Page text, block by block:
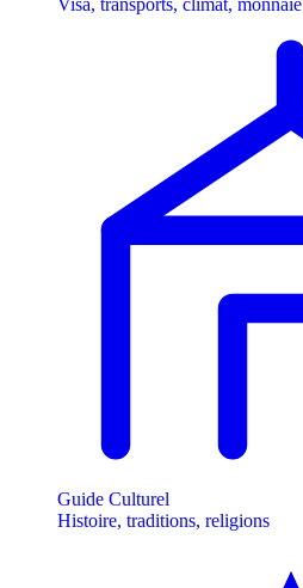
Guide Culturel
Histoire, traditions, religions